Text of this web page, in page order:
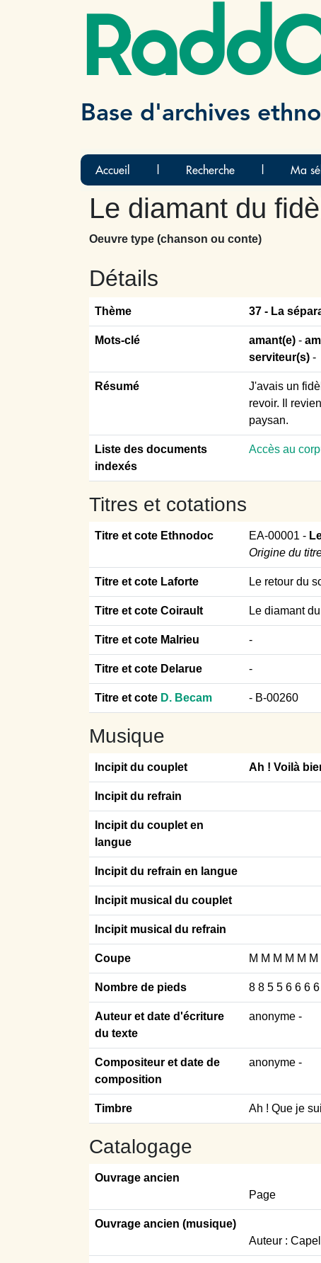
Base d'archives
Accueil Recherche Ma
Le diamant du
Oeuvre type (chanson ou conte)
Détails
Thème 37 - La
Mots-clé amant(e) -
serviteur(s) -
Résumé
J'avais un
revoir. Il
paysan.
Liste des documents
indexés
Accès au
Titres et cotations
Titre et cote Ethnodoc EA-00001 -
Origine du
Titre et cote Laforte Le retour du
Titre et cote Coirault Le diamant
Titre et cote Malrieu -
Titre et cote Delarue -
Titre et cote D. Becam - B-00260
Musique
Incipit du couplet Ah ! Voilà
Incipit du refrain
Incipit du couplet en
langue
Incipit du refrain en langue
Incipit musical du couplet
Incipit musical du refrain
Coupe M M M M M M
Nombre de pieds 8 8 5 5 6 6 6
Auteur et date d'écriture
du texte
anonyme -
Compositeur et date de
composition
anonyme -
Timbre Ah ! Que je
Catalogage
Ouvrage ancien
Page
Ouvrage ancien (musique)
Auteur :